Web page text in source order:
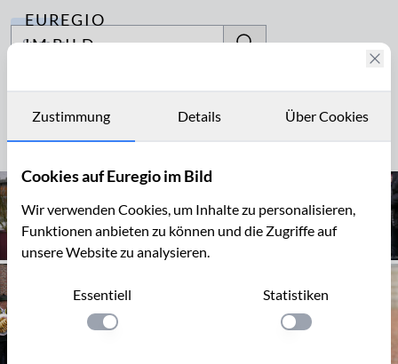
EUREGIO
IM BILD
Archiv
Kontakt
Archiv
Zustimmung Details Über Cookies
Cookies auf Euregio im Bild
Wir verwenden Cookies, um Inhalte zu personalisieren,
Funktionen anbieten zu können und die Zugriffe auf
unsere Website zu analysieren.
Essentiell
Einstellung anwenden
Statistiken
Einstellung